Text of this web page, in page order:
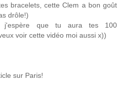
bracelets, cette Clem a bon goût
drôle!)
j'espère que tu aura tes 100
voir cette vidéo moi aussi x))
sur Paris!